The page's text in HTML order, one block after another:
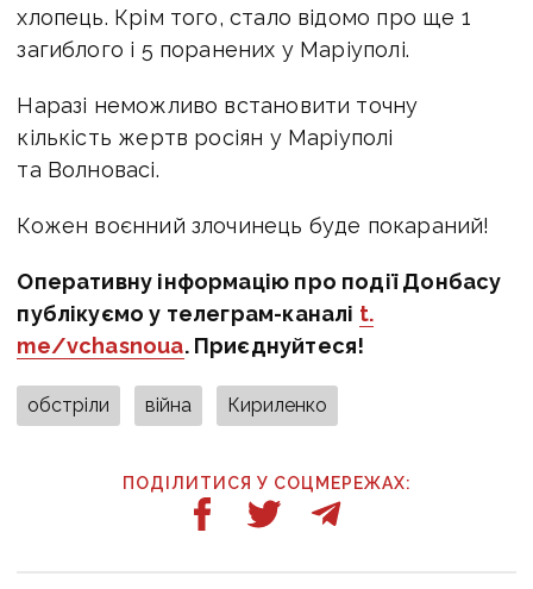
хлопець. Крім того, стало відомо про ще 1
загиблого і 5 поранених у Маріуполі.
Наразі неможливо встановити точну
кількість жертв росіян у Маріуполі
та Волновасі.
Кожен воєнний злочинець буде покараний!
Оперативну інформацію про події Донбасу
публікуємо у телеграм-каналі t.
me/vchasnoua. Приєднуйтеся!
обстріли війна Кириленко
ПОДІЛИТИСЯ У СОЦМЕРЕЖАХ: